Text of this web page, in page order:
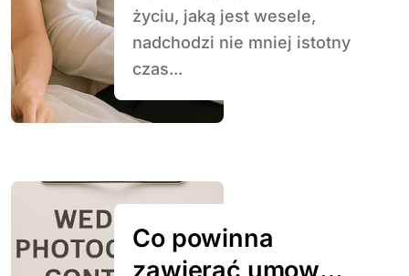
życiu, jaką jest wesele,
nadchodzi nie mniej istotny
czas...
Co powinna